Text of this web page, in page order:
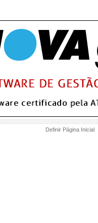
Definir Página Inicial